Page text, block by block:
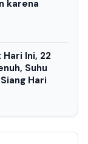
karena
Ini, 22
Suhu
Hari